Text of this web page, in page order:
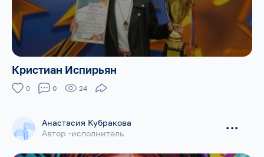
Кристиан Испирьян
0 0 24
Анастасия Кубракова
Автор -исполнитель
...